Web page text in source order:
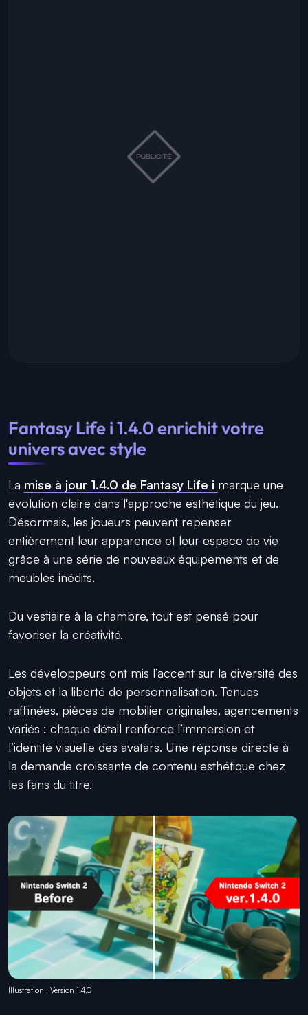
Fantasy Life i 1.4.0 enrichit votre
univers avec style
La mise à jour 1.4.0 de Fantasy Life i marque une
évolution claire dans l'approche esthétique du jeu.
Désormais, les joueurs peuvent repenser
entièrement leur apparence et leur espace de vie
grâce à une série de nouveaux équipements et de
meubles inédits.
Du vestiaire à la chambre, tout est pensé pour
favoriser la créativité.
Les développeurs ont mis l’accent sur la diversité des
objets et la liberté de personnalisation. Tenues
raffinées, pièces de mobilier originales, agencements
variés : chaque détail renforce l’immersion et
l’identité visuelle des avatars. Une réponse directe à
la demande croissante de contenu esthétique chez
les fans du titre.
Illustration : Version 1.4.0